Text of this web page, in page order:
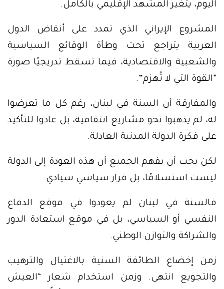
اليوم، يتغير المشهد الإقليمي بالكامل.
المشروع الإيراني الذي تمدد على أنقاض الدول
العربية يتراجع تحت وطأة الوقائع السياسية
والشعبية والاقتصادية، فيما تسقط تدريجيًا صورة
“القوة التي لا تُهزم”.
والمفارقة أن السنة في لبنان، رغم كل ما تعرضوا
له، لم يذهبوا نحو مشاريع انتقامية، بل عادوا للتأكيد
على فكرة الدولة المدنية العادلة.
لكن يجب أن يفهم الجميع أن هذه العودة إلى الدولة
ليست استسلامًا، بل قرار سياسي سيادي.
فالسنة في لبنان لم يعودوا في موقع الدفاع
النفسي أو السياسي، بل في موقع استعادة الدور
والشراكة والتوازن الوطني.
زمن إخضاع الطائفة السنية بالاغتيال والترهيب
والتجويع انتهى. وزمن استخدام شعار “العيش